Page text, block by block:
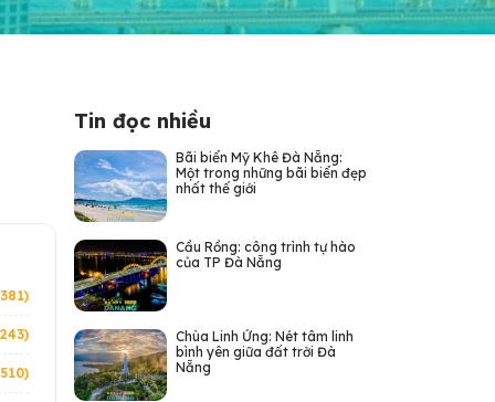
Tin đọc nhiều
Bãi biển Mỹ Khê Đà Nẵng:
Một trong những bãi biển đẹp
nhất thế giới
Cầu Rồng: công trình tự hào
của TP Đà Nẵng
Chùa Linh Ứng: Nét tâm linh
bình yên giữa đất trời Đà
Nẵng